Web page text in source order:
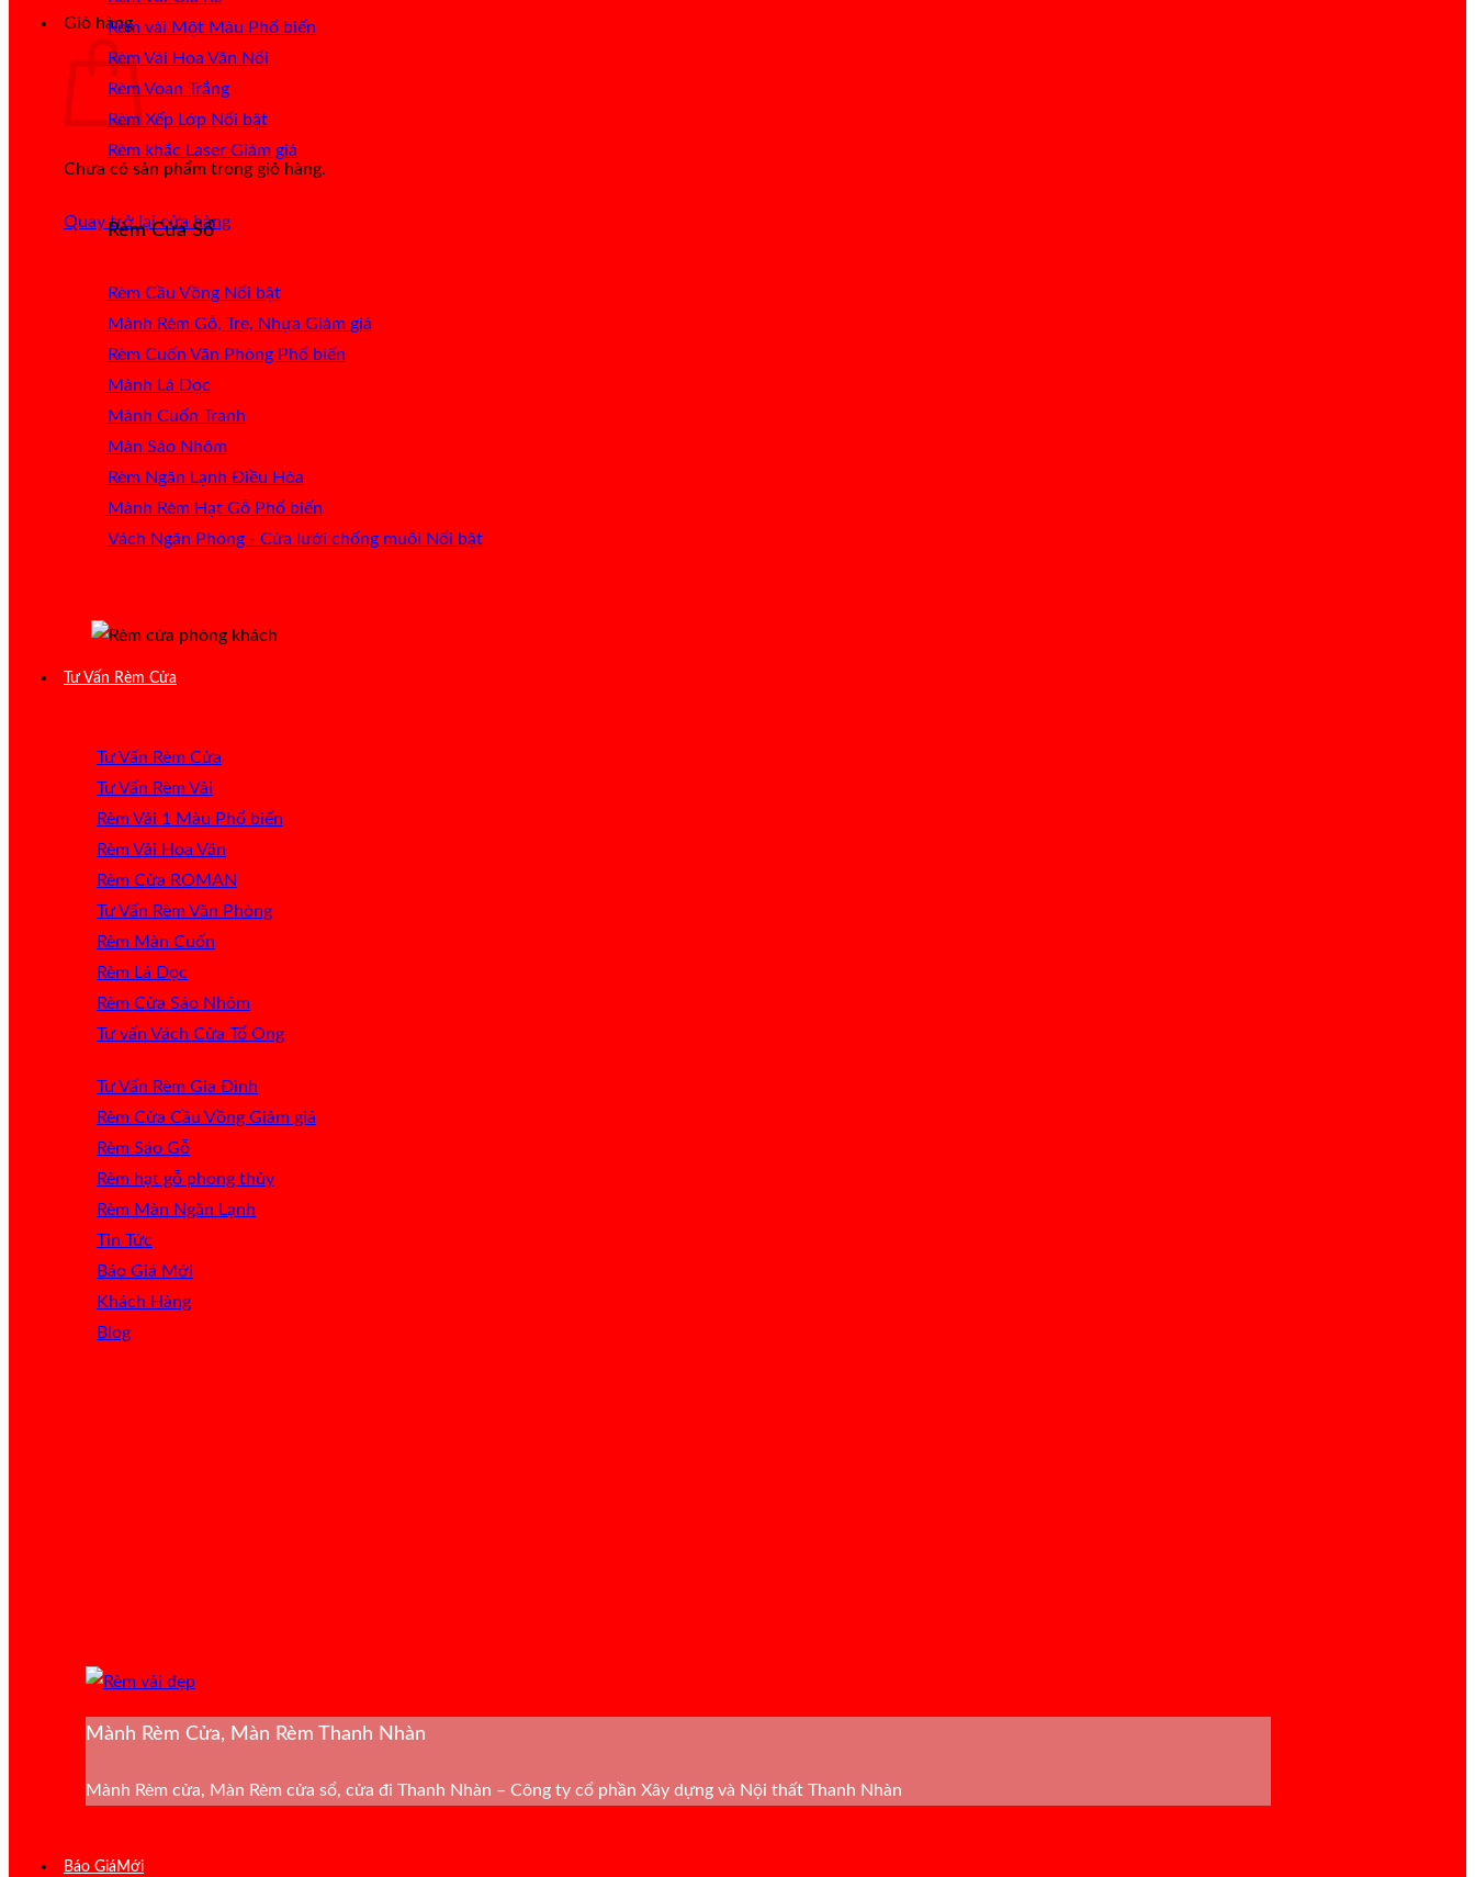
Giỏ hàng
Chưa có sản phẩm trong giỏ hàng.
Quay trở lại cửa hàng
Rèm vải Một Màu
Rèm Vải Hoa Văn Nổi
Rèm Voan Trắng
Rèm Xếp Lớp
Rèm khắc Laser
Rèm Cửa Sổ
Rèm Cầu Vồng
Mành Rèm Gỗ, Tre, Nhựa
Rèm Cuốn Văn Phòng
Mành Lá Dọc
Mành Cuốn Tranh
Màn Sáo Nhôm
Rèm Ngăn Lạnh Điều Hòa
Mành Rèm Hạt Gỗ
Vách Ngăn Phòng - Cửa lưới chống muỗi
Tư Vấn Rèm Cửa
Tư Vấn Rèm Cửa
Tư Vấn Rèm Vải
Rèm Vải 1 Màu
Rèm Vải Hoa Văn
Rèm Cửa ROMAN
Tư Vấn Rèm Văn Phòng
Rèm Màn Cuốn
Rèm Lá Dọc
Rèm Cửa Sáo Nhôm
Tư vấn Vách Cửa Tổ Ong
Tư Vấn Rèm Gia Đình
Rèm Cửa Cầu Vồng
Rèm Sáo Gỗ
Rèm hạt gỗ phong thủy
Rèm Màn Ngăn Lạnh
Tin Tức
Báo Giá
Khách Hàng
Blog
Mành Rèm Cửa, Màn Rèm Thanh Nhàn
Mành Rèm cửa, Màn Rèm cửa sổ, cửa đi Thanh Nhàn – Công ty cổ phần Xây dựng và Nội thất Thanh Nhàn
Báo Giá